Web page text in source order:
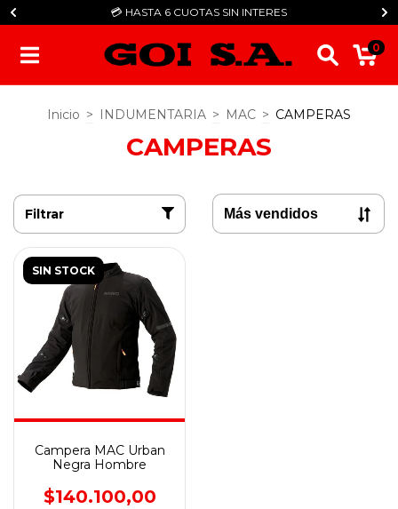
💳​ HASTA 6 CUOTAS SIN INTERES
0
Inicio > INDUMENTARIA > MAC > CAMPERAS
CAMPERAS
Filtrar
SIN STOCK
Campera MAC Urban
Negra Hombre
$140.100,00